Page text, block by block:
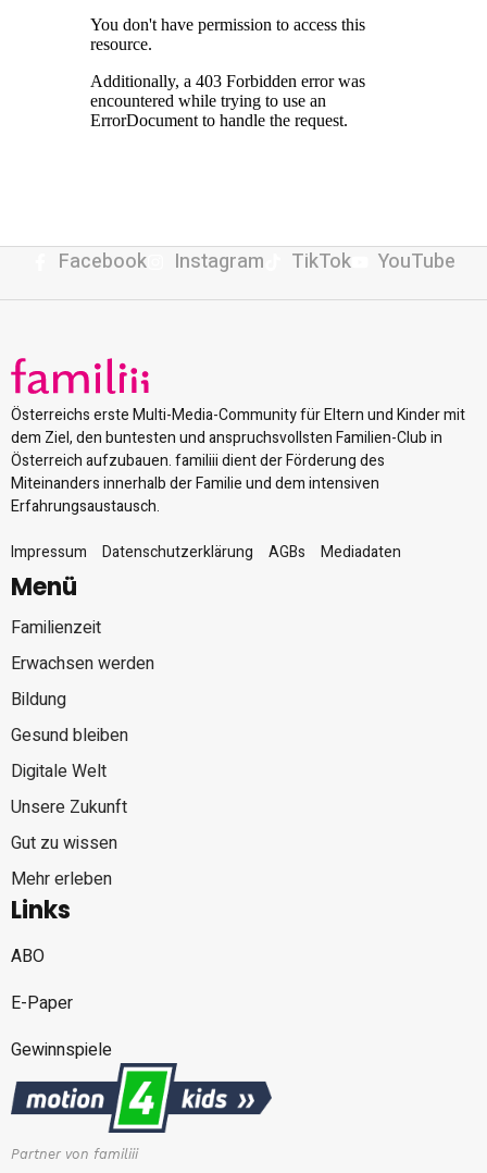
Facebook Instagram TikTok YouTube
Österreichs erste Multi-Media-Community für Eltern und Kinder mit
dem Ziel, den buntesten und anspruchsvollsten Familien-Club in
Österreich aufzubauen. familiii dient der Förderung des
Miteinanders innerhalb der Familie und dem intensiven
Erfahrungsaustausch.
Impressum
Datenschutzerklärung AGBs Mediadaten
Menü
Familienzeit
Erwachsen werden
Bildung
Gesund bleiben
Digitale Welt
Unsere Zukunft
Gut zu wissen
Mehr erleben
Links
ABO
E-Paper
Gewinnspiele
Partner von familiii